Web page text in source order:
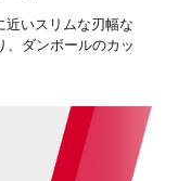
近いスリムな刃幅な
、ダンボールのカッ